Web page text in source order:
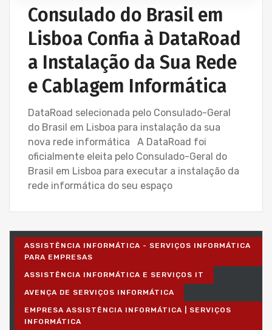
Consulado do Brasil em
Lisboa Confia à DataRoad
a Instalação da Sua Rede
e Cablagem Informática
DataRoad selecionada pelo Consulado-Geral
do Brasil em Lisboa para instalação da sua
nova rede informática A DataRoad foi
oficialmente eleita pelo Consulado-Geral do
Brasil em Lisboa para executar a instalação da
rede informática do seu espaço
ASSISTÊNCIA INFORMÁTICA - SERVIÇOS INFORMÁTICA
PARA EMPRESAS
ASSISTÊNCIA INFORMÁTICA E SERVIÇOS IT
AVENÇA DE SERVIÇOS INFORMÁTICA
EMPRESA ASSISTÊNCIA INFORMÁTICA | SERVIÇOS
INFORMÁTICA